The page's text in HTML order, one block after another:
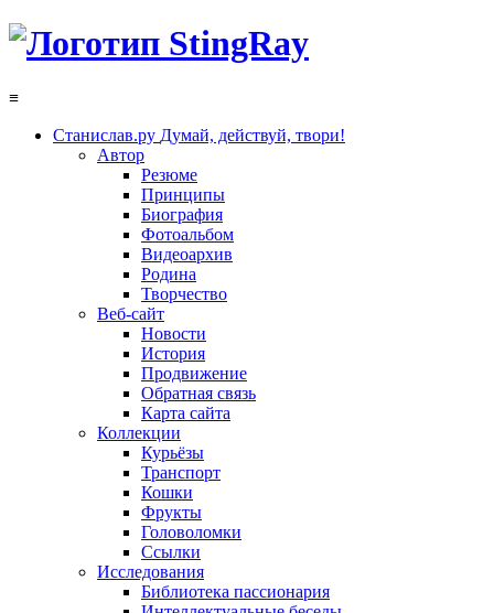
≡
Станислав.ру Думай, действуй, твори!
Автор
Резюме
Принципы
Биография
Фотоальбом
Видеоархив
Родина
Творчество
Веб-сайт
Новости
История
Продвижение
Обратная связь
Карта сайта
Коллекции
Курьёзы
Транспорт
Кошки
Фрукты
Головоломки
Ссылки
Исследования
Библиотека пассионария